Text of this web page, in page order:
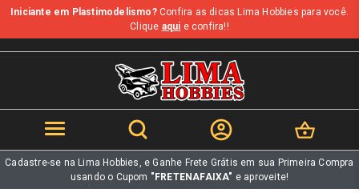
b
Iniciante em Plastimodelismo?Confira as dicas Lima Hobbies para você.
Clique aqui e confira!!
Cadastre-se na Lima Hobbies, e Ganhe Frete Grátis em sua Primeira Compra
usando o Cupom "FRETENAFAIXA" e aproveite!